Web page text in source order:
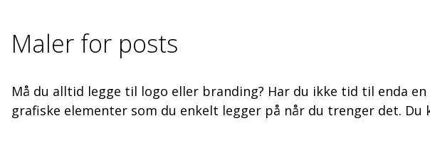
Maler for posts
Må du alltid legge til logo eller branding? Har du ikke tid til enda
grafiske elementer som du enkelt legger på når du trenger det.